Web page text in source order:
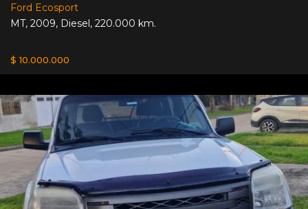
Ford Ecosport
MT, 2009, Diesel, 220.000 km.
$ 10.000.000